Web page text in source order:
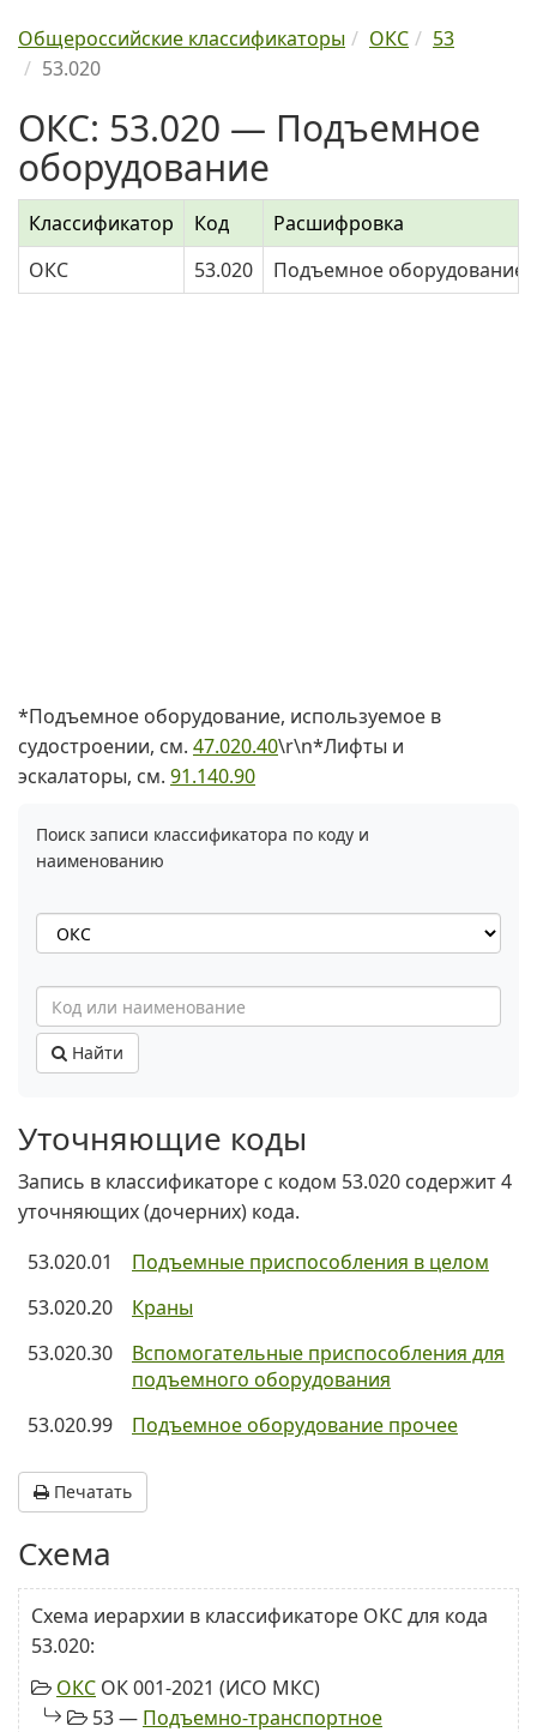
Общероссийские классификаторы ОКС
53
53.020
ОКС: 53.020 — Подъемное
оборудование
Классификатор Код
Расшифровка
ОКС
53.020 Подъемное оборудование
*Подъемное оборудование, используемое в
судостроении, см. 47.020.40\r\n*Лифты и
эскалаторы, см. 91.140.90
Поиск записи классификатора по коду и
наименованию
Найти
Уточняющие коды
Запись в классификаторе с кодом 53.020 содержит 4
уточняющих (дочерних) кода.
53.020.01
Подъемные приспособления в целом
53.020.20
Краны
53.020.30
Вспомогательные приспособления для
подъемного оборудования
53.020.99
Подъемное оборудование прочее
Печатать
Схема
Схема иерархии в классификаторе ОКС для кода
53.020:
ОКС ОК 001-2021 (ИСО МКС)
53 — Подъемно-транспортное